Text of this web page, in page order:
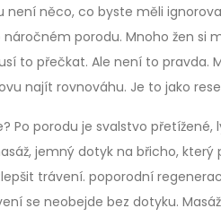
není něco, co byste měli
náročném porodu. Mnoho žen si
to přečkat. Ale není to pravda.
najít rovnováhu. Je to jako
Po porodu je svalstvo
, jemný dotyk na břicho, který
trávení. poporodní
se neobejde bez dotyku.